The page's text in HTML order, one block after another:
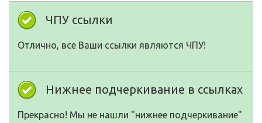
ЧПУ ссылки
Отлично, все Ваши ссылки являются ЧПУ!
Нижнее подчеркивание в ссылках
Прекрасно! Мы не нашли "нижнее подчеркивание"